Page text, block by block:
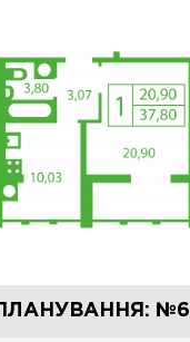
№6